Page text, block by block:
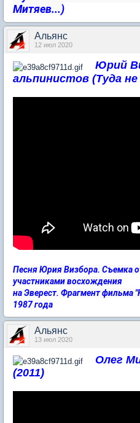
Митяев...)
Альянс
12 июл 2020
Юрий
альпинистов (Туда не
Песня Юрия Визбора. Съемка
участниками восхождения
на Эверест. Фрагмент фильма
1987 года
Альянс
13 июл 2020
Олег
(2011)